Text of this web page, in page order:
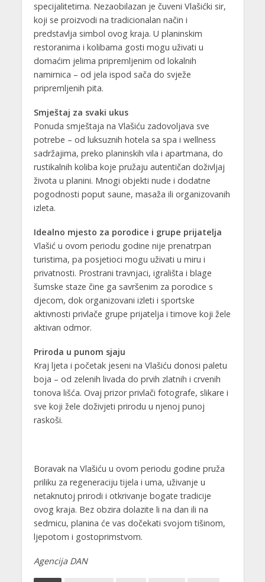
specijalitetima. Nezaobilazan je čuveni Vlašićki sir,
koji se proizvodi na tradicionalan način i
predstavlja simbol ovog kraja. U planinskim
restoranima i kolibama gosti mogu uživati u
domaćim jelima pripremljenim od lokalnih
namirnica – od jela ispod sača do svježe
pripremljenih pita.
Smještaj za svaki ukus
Ponuda smještaja na Vlašiću zadovoljava sve
potrebe – od luksuznih hotela sa spa i wellness
sadržajima, preko planinskih vila i apartmana, do
rustikalnih koliba koje pružaju autentičan doživljaj
života u planini. Mnogi objekti nude i dodatne
pogodnosti poput saune, masaža ili organizovanih
izleta.
Idealno mjesto za porodice i grupe prijatelja
Vlašić u ovom periodu godine nije prenatrpan
turistima, pa posjetioci mogu uživati u miru i
privatnosti. Prostrani travnjaci, igrališta i blage
šumske staze čine ga savršenim za porodice s
djecom, dok organizovani izleti i sportske
aktivnosti privlače grupe prijatelja i timove koji žele
aktivan odmor.
Priroda u punom sjaju
Kraj ljeta i početak jeseni na Vlašiću donosi paletu
boja – od zelenih livada do prvih zlatnih i crvenih
tonova lišća. Ovaj prizor privlači fotografe, slikare i
sve koji žele doživjeti prirodu u njenoj punoj
raskoši.
Boravak na Vlašiću u ovom periodu godine pruža
priliku za regeneraciju tijela i uma, uživanje u
netaknutoj prirodi i otkrivanje bogate tradicije
ovog kraja. Bez obzira dolazite li na dan ili na
sedmicu, planina će vas dočekati svojom tišinom,
ljepotom i gostoprimstvom.
Agencija DAN